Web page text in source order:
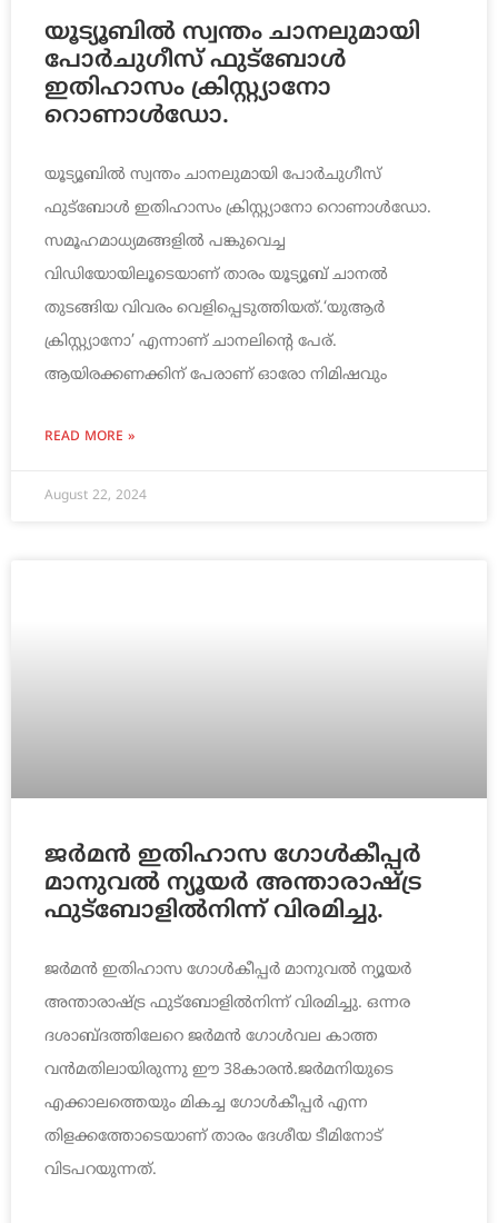
യൂട്യൂബിൽ സ്വന്തം ചാനലുമായി
പോർചുഗീസ് ഫുട്ബോൾ
ഇതിഹാസം ക്രിസ്റ്റ്യാനോ
റൊണാൾഡോ.
യൂട്യൂബിൽ സ്വന്തം ചാനലുമായി പോർചുഗീസ്
ഫുട്ബോൾ ഇതിഹാസം ക്രിസ്റ്റ്യാനോ റൊണാൾഡോ.
സമൂഹമാധ്യമങ്ങളിൽ പങ്കുവെച്ച
വിഡിയോയിലൂടെയാണ് താരം യൂട്യൂബ് ചാനൽ
തുടങ്ങിയ വിവരം വെളിപ്പെടുത്തിയത്.‘യുആർ
ക്രിസ്റ്റ്യാനോ’ എന്നാണ് ചാനലിന്റെ പേര്.
ആയിരക്കണക്കിന് പേരാണ് ഓരോ നിമിഷവും
READ MORE »
August 22, 2024
ജർമൻ ഇതിഹാസ ഗോൾകീപ്പർ
മാനുവൽ ന്യൂയർ അന്താരാഷ്ട്ര
ഫുട്ബോളിൽനിന്ന് വിരമിച്ചു.
ജർമൻ ഇതിഹാസ ഗോൾകീപ്പർ മാനുവൽ ന്യൂയർ
അന്താരാഷ്ട്ര ഫുട്ബോളിൽനിന്ന് വിരമിച്ചു. ഒന്നര
ദശാബ്ദത്തിലേറെ ജർമൻ ഗോൾവല കാത്ത
വൻമതിലായിരുന്നു ഈ 38കാരൻ.ജർമനിയുടെ
എക്കാലത്തെയും മികച്ച ഗോൾകീപ്പർ എന്ന
തിളക്കത്തോടെയാണ് താരം ദേശീയ ടീമിനോട്
വിടപറയുന്നത്.